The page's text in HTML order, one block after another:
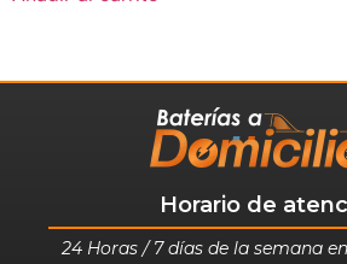
Horario de
24 Horas / 7 días de la semana